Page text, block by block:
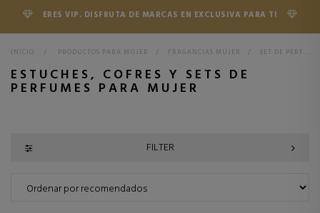
ERES VIP. DISFRUTA DE MARCAS EN EXCLUSIVA PARA TI
INICIO > PRODUCTOS PARA MUJER > FRAGANCIAS MUJER > SET DE PERFUMES PARA MUJER
ESTUCHES, COFRES Y SETS DE
PERFUMES PARA MUJER
FILTER